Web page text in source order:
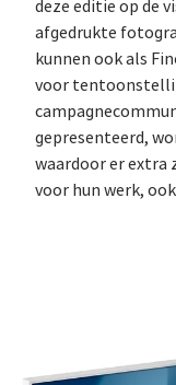
deze editie op de
afgedrukte
kunnen ook als
voor
gepresenteerd,
waardoor er
voor hun werk,